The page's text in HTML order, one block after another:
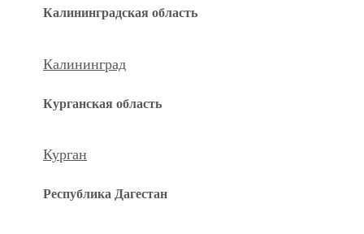
Калининградская область
Калининград
Курганская область
Курган
Республика Дагестан